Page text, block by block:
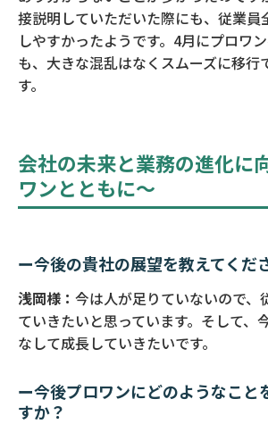
接説明していただいた際にも、従業員
しやすかったようです。4月にプロワ
も、大きな混乱はなくスムーズに移行
す。
会社の未来と業務の進化に
ワンとともに～
ー今後の貴社の展望を教えてくだ
浅岡様： 今は人が足りていないので、
ていきたいと思っています。そして、
なして成長していきたいです。
ー今後プロワンにどのようなこと
すか？